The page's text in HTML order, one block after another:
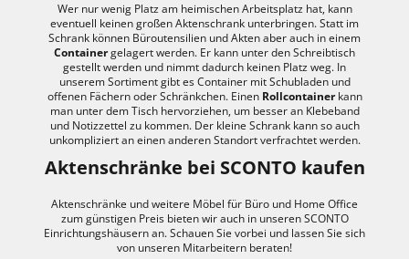
Wer nur wenig Platz am heimischen Arbeitsplatz hat, kann
eventuell keinen großen Aktenschrank unterbringen. Statt im
Schrank können Büroutensilien und Akten aber auch in einem
Containergelagert werden. Er kann unter den Schreibtisch
gestellt werden und nimmt dadurch keinen Platz weg. In
unserem Sortiment gibt es Container mit Schubladen und
offenen Fächern oder Schränkchen. Einen Rollcontainerkann
man unter dem Tisch hervorziehen, um besser an Klebeband
und Notizzettel zu kommen. Der kleine Schrank kann so auch
unkompliziert an einen anderen Standort verfrachtet werden.
Aktenschränke bei SCONTO kaufen
Aktenschränke und weitere Möbel für Büro und Home Office
zum günstigen Preis bieten wir auch in unseren SCONTO
Einrichtungshäusern an. Schauen Sie vorbei und lassen Sie sich
von unseren Mitarbeitern beraten!